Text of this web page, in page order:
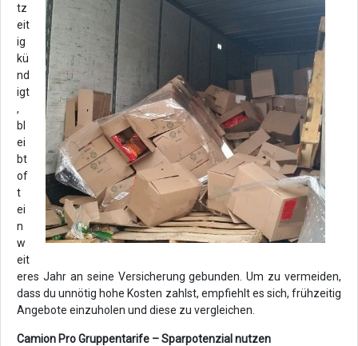
tz
eit
ig
kü
nd
igt
,
bl
ei
bt
of
t
ei
n
w
eit
eres Jahr an seine Versicherung gebunden. Um zu vermeiden,
dass du unnötig hohe Kosten zahlst, empfiehlt es sich, frühzeitig
Angebote einzuholen und diese zu vergleichen.
Camion Pro Gruppentarife – Sparpotenzial nutzen